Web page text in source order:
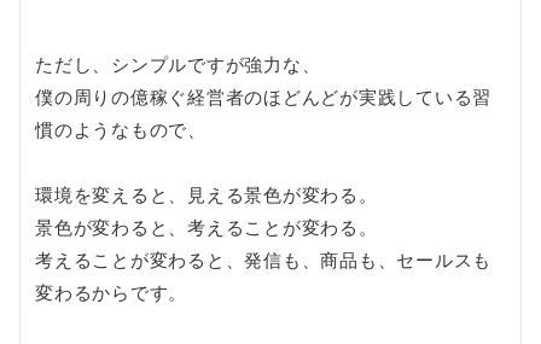
ただし、シンプルですが強力な、
僕の周りの億稼ぐ経営者のほどんどが実践している習
慣のようなもので、
環境を変えると、見える景色が変わる。
景色が変わると、考えることが変わる。
考えることが変わると、発信も、商品も、セールスも
変わるからです。